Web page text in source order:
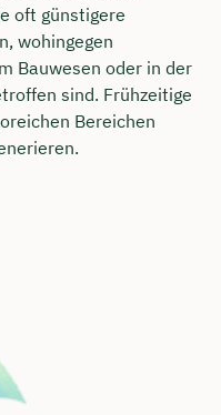
oft günstigere
wohingegen
Bauwesen oder in der
sind. Frühzeitige
Bereichen